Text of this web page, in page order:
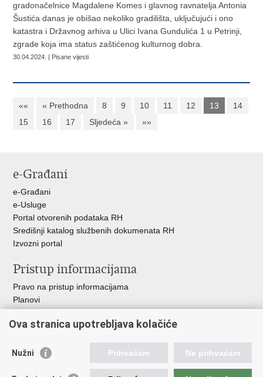
gradonačelnice Magdalene Komes i glavnog ravnatelja Antonia
Šustića danas je obišao nekoliko gradilišta, uključujući i ono
katastra i Državnog arhiva u Ulici Ivana Gundulića 1 u Petrinji,
zgrade koja ima status zaštićenog kulturnog dobra.
30.04.2024. | Pisane vijesti
«« « Prethodna 8 9 10 11 12 13
14
15
16 17 Sljedeća » »»
e-Građani
e-Građani
e-Usluge
Portal otvorenih podataka RH
Središnji katalog službenih dokumenata RH
Izvozni portal
Pristup informacijama
Pravo na pristup informacijama
Planovi
Financijski dokumenti
Važne poveznice
Ova stranica upotrebljava kolačiće
Nužni Prihvaćam Ne prihvaćam